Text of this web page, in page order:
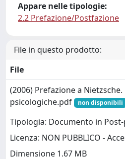
Appare nelle tipologie:
2.2 Prefazione/Postfazione
File in questo prodotto:
File
(2006) Prefazione a
psicologiche.pdf
non disponibili
Tipologia: Documento in
Licenza: NON PUBBLICO -
Dimensione 1.67 MB